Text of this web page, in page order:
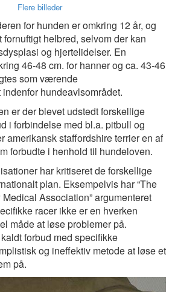
Flere billeder
for hunden er omkring 12 år, og
fornuftigt helbred, selvom der kan
og hjertelidelser. En
46-48 cm. for hanner og ca. 43-46
som værende
hundeavlsområdet.
er der blevet udstedt forskellige
i forbindelse med bl.a. pitbull og
amerikansk staffordshire terrier en af
forbudte i henhold til hundeloven.
har kritiseret de forskellige
plan. Eksempelvis har “The
Association” argumenteret
racer ikke er en hverken
måde at løse problemer på.
forbud med specifikke
og ineffektiv metode at løse et
på.